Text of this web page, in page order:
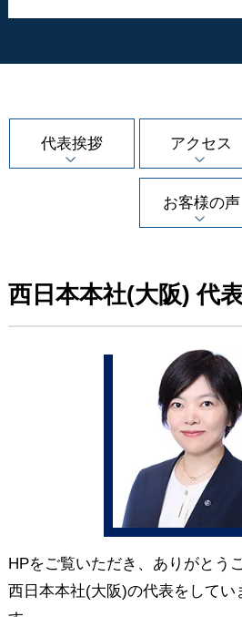
代表挨拶 アクセス
お客様の声
西日本本社(大阪) 代
HPをご覧いただき、ありがとう
西日本本社(大阪)の代表をしてい